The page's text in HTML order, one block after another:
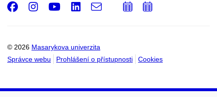
© 2026 Masarykova univerzita
Správce webu
Prohlášení o přístupnosti Cookies
Facebook
Instagram
Youtube
LinkedIn
e-
PřidatPřidat